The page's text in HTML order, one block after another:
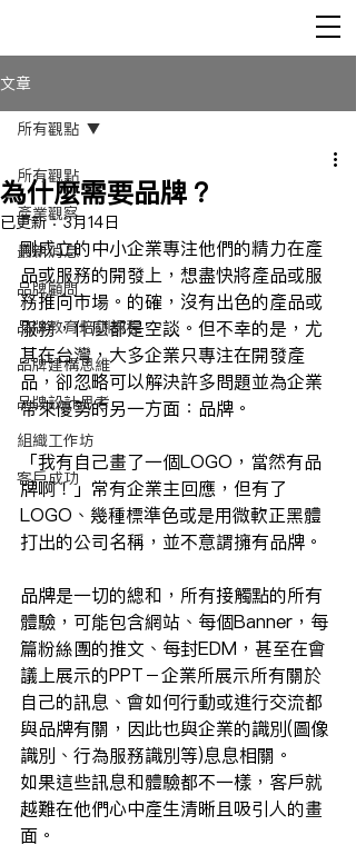
文章
所有觀點
產業觀察
最新消息
品牌顧問
品牌教育培訓課程
品牌建構思維
品牌設計思考
組織工作坊
客戶成功
所有觀點
為什麼需要品牌？
已更新：3月14日
剛成立的中小企業專注他們的精力在產
品或服務的開發上，想盡快將產品或服
務推向市場。的確，沒有出色的產品或
服務，什麼都是空談。但不幸的是，尤
其在台灣，大多企業只專注在開發產
品，卻忽略可以解決許多問題並為企業
帶來優勢的另一方面：品牌。
「我有自己畫了一個LOGO，當然有品
牌啊！」常有企業主回應，但有了
LOGO、幾種標準色或是用微軟正黑體
打出的公司名稱，並不意謂擁有品牌。
品牌是一切的總和，所有接觸點的所有
體驗，可能包含網站、每個Banner，每
篇粉絲團的推文、每封EDM，甚至在會
議上展示的PPT－企業所展示所有關於
自己的訊息、會如何行動或進行交流都
與品牌有關，因此也與企業的識別(圖像
識別、行為服務識別等)息息相關。
如果這些訊息和體驗都不一樣，客戶就
越難在他們心中產生清晰且吸引人的畫
面。